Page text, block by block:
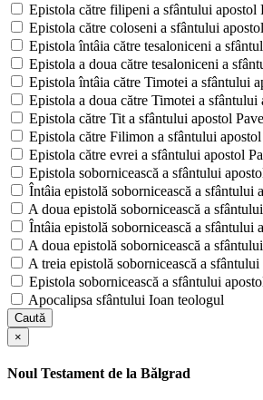
Epistola către filipeni a sfântului apostol
Epistola către coloseni a sfântului
Epistola întâia către tesaloniceni a
Epistola a doua către tesaloniceni a
Epistola întâia către Timotei a sfântului
Epistola a doua către Timotei a sfântului
Epistola către Tit a sfântului apostol
Epistola către Filimon a sfântului apostol
Epistola către evrei a sfântului apostol
Epistola sobornicească a sfântului
Întâia epistolă sobornicească a sfântului
A doua epistolă sobornicească a
Întâia epistolă sobornicească a sfântului
A doua epistolă sobornicească a
A treia epistolă sobornicească a
Epistola sobornicească a sfântului
Apocalipsa sfântului Ioan teologul
Caută
×
Noul Testament de la Bălgrad